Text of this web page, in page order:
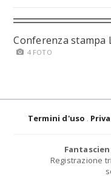
Conferenza stampa
4 FOTO
Termini d'uso
Registrazione